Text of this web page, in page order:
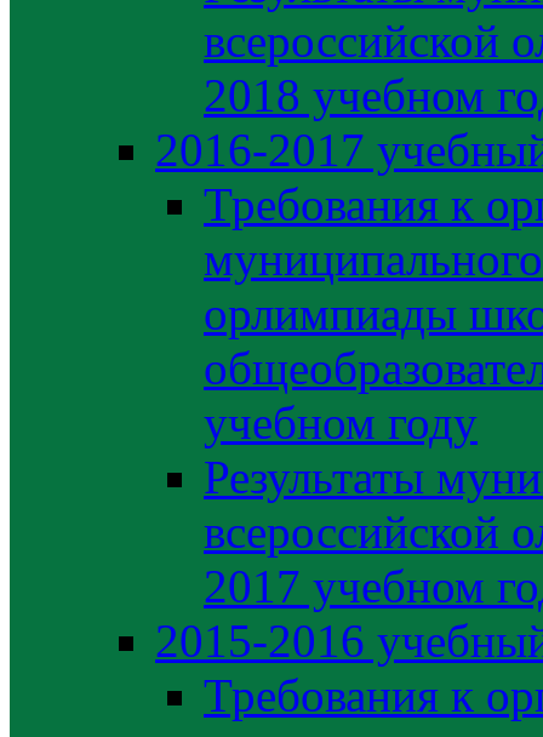
всероссийской
2018 учебном
2016-2017
Требования к
орлимпиады
учебном году
Результаты
всероссийской
2017 учебном
2015-2016
Требования к